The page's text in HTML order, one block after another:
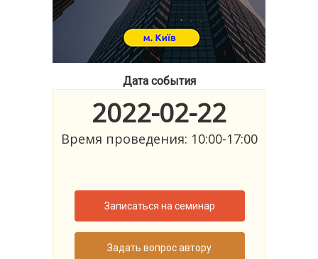
Дата события
2022-02-22
Время проведения: 10:00-17:00
Записаться на семинар
Задать вопрос автору